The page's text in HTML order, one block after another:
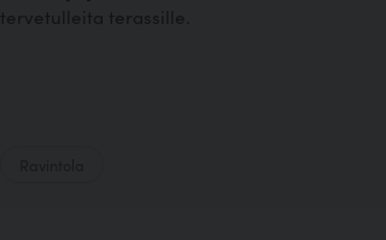
tervetulleita terassille.